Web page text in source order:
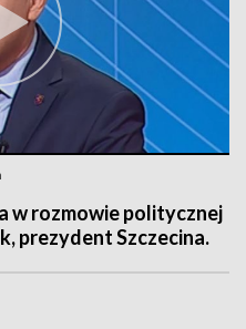
w rozmowie politycznej
prezydent Szczecina.